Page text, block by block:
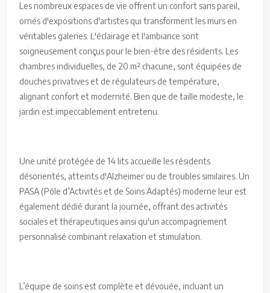
Les nombreux espaces de vie offrent un confort sans pareil,
ornés d'expositions d'artistes qui transforment les murs en
véritables galeries. L'éclairage et l'ambiance sont
soigneusement conçus pour le bien-être des résidents. Les
chambres individuelles, de 20 m² chacune, sont équipées de
douches privatives et de régulateurs de température,
alignant confort et modernité. Bien que de taille modeste, le
jardin est impeccablement entretenu.
Une unité protégée de 14 lits accueille les résidents
désorientés, atteints d'Alzheimer ou de troubles similaires. Un
PASA (Pôle d’Activités et de Soins Adaptés) moderne leur est
également dédié durant la journée, offrant des activités
sociales et thérapeutiques ainsi qu'un accompagnement
personnalisé combinant relaxation et stimulation.
L’équipe de soins est complète et dévouée, incluant un